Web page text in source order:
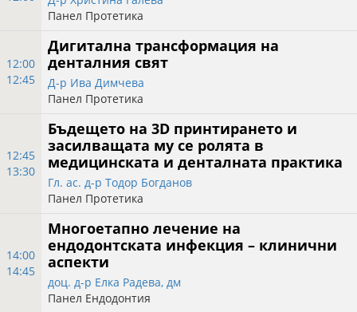
Панел Протетика
12:00
12:45
Дигитална трансформация на
денталния свят
Д-р Ива Димчева
Панел Протетика
12:45
13:30
Бъдещето на 3D принтирането и
засилващата му се ролята в
медицинската и денталната практика
Гл. ас. д-р Тодор Богданов
Панел Протетика
14:00
14:45
Многоетапно лечение на
ендодонтската инфекция – клинични
аспекти
доц. д-р Елка Радева, дм
Панел Ендодонтия